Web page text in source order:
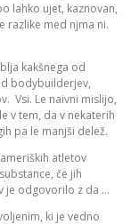
lahko ujet, kaznovan,
razlike med njma ni.
kakšnega od
bodybuilderjev,
Vsi. Le naivni mislijo,
v tem, da v nekaterih
pa le manjši delež.
atletov
če jih
je odgovorilo z da …
ki je vedno